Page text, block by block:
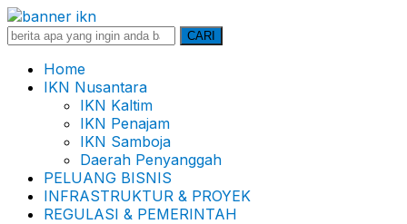
Search
CARI
Home
IKN Nusantara
IKN Kaltim
IKN Penajam
IKN Samboja
Daerah Penyanggah
PELUANG BISNIS
INFRASTRUKTUR & PROYEK
REGULASI & PEMERINTAH